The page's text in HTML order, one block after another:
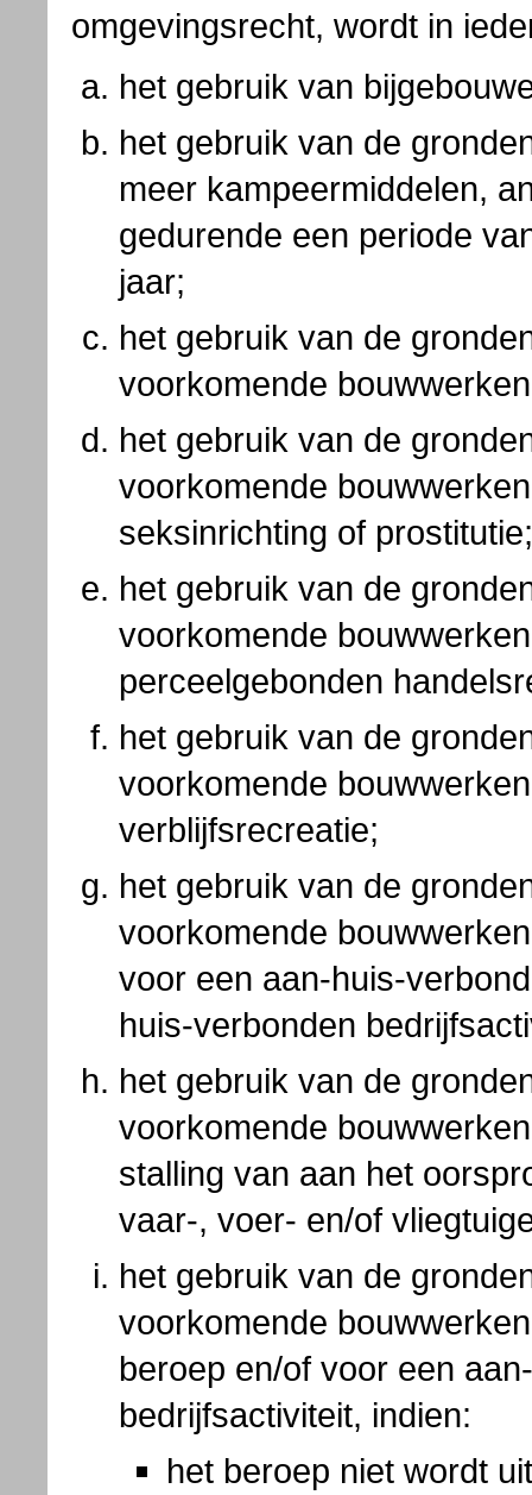
omgevingsrecht, wordt in
het gebruik van
het gebruik van de
meer kampeermiddelen,
gedurende een periode
jaar;
het gebruik van de
voorkomende
het gebruik van de
voorkomende
seksinrichting of prostitutie;
het gebruik van de
voorkomende
perceelgebonden
het gebruik van de
voorkomende
verblijfsrecreatie;
het gebruik van de
voorkomende
voor een aan-huis-
huis-verbonden
het gebruik van de
voorkomende
stalling van aan het
vaar-, voer- en/of
het gebruik van de
voorkomende
beroep en/of voor een
bedrijfsactiviteit, indien:
het beroep niet wordt